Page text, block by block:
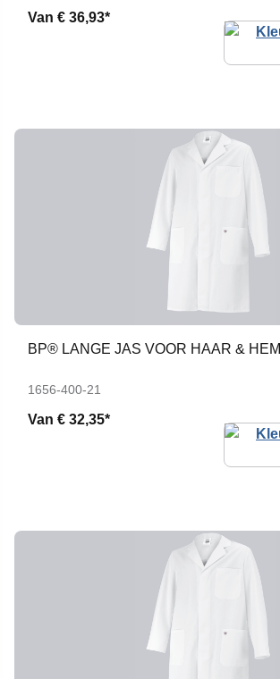
Van € 36,93*
BP® LANGE JAS VOOR HAAR & HEM
1656-400-21
Van € 32,35*